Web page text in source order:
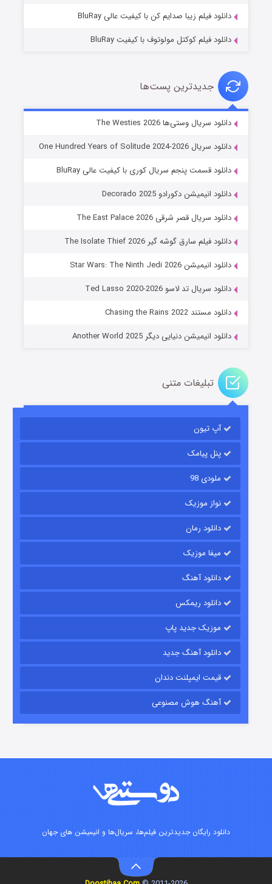
خاندان اژدها فصل ۳
قسمت۱۴ (زیرنویس) منتشر شد
رویایی برای تو
قسمت
قسمت۲ (دوبله) منتشر شد
دانلود فیلم زیبا صدایم کن با کیفیت عالی BluRay
دانلود فیلم کوکتل مولوتوف با کیفیت BluRay
جدیدترین پست‌ها
دانلود سریال وستی‌ها The Westies 2026
دانلود سریال One Hundred Years of Solitude 2024-2026
دانلود قسمت پنجم سریال کوری با کیفیت عالی BluRay
دانلود انیمیشن دکورادو Decorado 2025
دانلود سریال قصر شرقی The East Palace 2026
دانلود فیلم سارق گوشه گیر The Isolate Thief 2026
دانلود انیمیشن Star Wars: The Ninth Jedi 2026
دانلود سریال تد لاسو Ted Lasso 2020-2026
دانلود مستند Chasing the Rains 2022
دانلود انیمیشن دنیایی دیگر Another World 2025
تبلیغات متنی
آپ تیون
پنل پیامک
ملودی 98
نواز موزیک
دانلود رمان
میفا موزیک
دانلود آهنگ
دانلود ریمکس
موزیک جدید پاپ
دانلود آهنگ جدید
قیمت ایمپلنت دندان
آهنگ هوش مصنوعی
دانلود رایگان جدیدترین فیلم‌ها، سریال‌ها و انیمیشن های جهان